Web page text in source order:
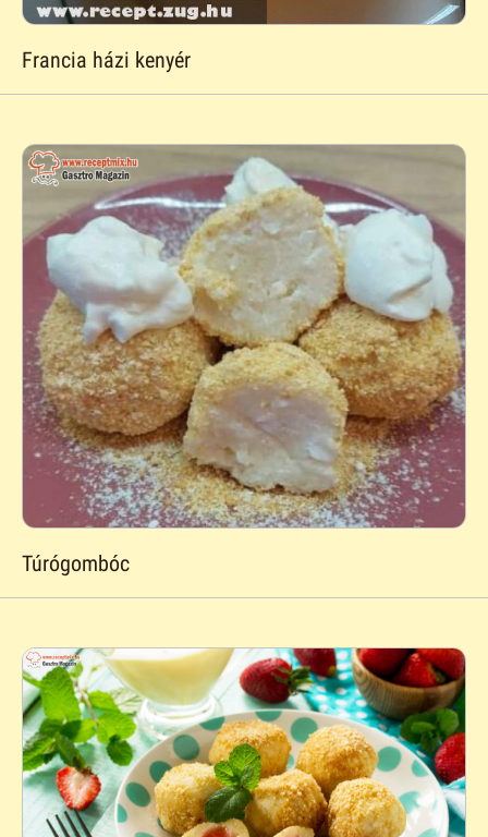
Francia házi kenyér
Túrógombóc